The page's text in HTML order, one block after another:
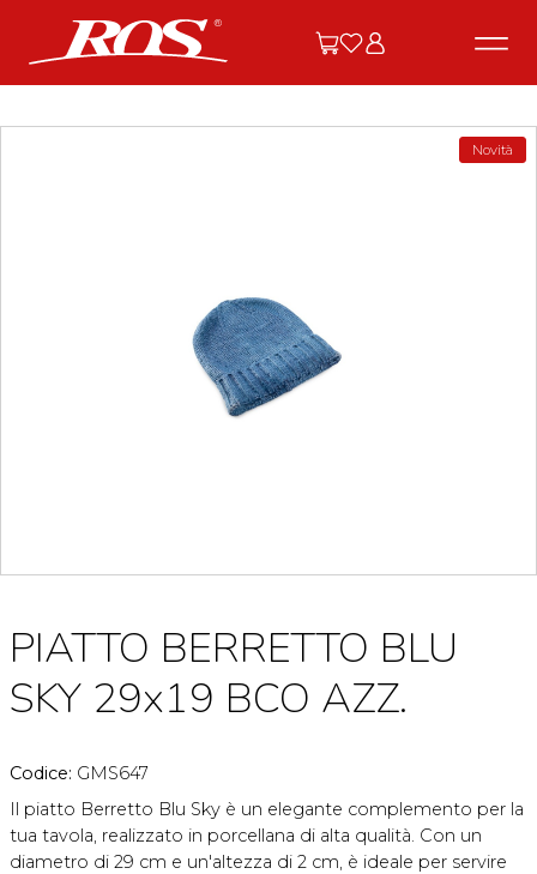
Novità
PIATTO BERRETTO BLU
SKY 29x19 BCO AZZ.
Codice: GMS647
Il piatto Berretto Blu Sky è un elegante complemento per la
tua tavola, realizzato in porcellana di alta qualità. Con un
diametro di 29 cm e un'altezza di 2 cm, è ideale per servire